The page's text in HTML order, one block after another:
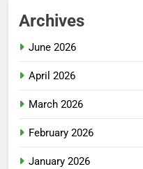
Archives
June 2026
April 2026
March 2026
February 2026
January 2026